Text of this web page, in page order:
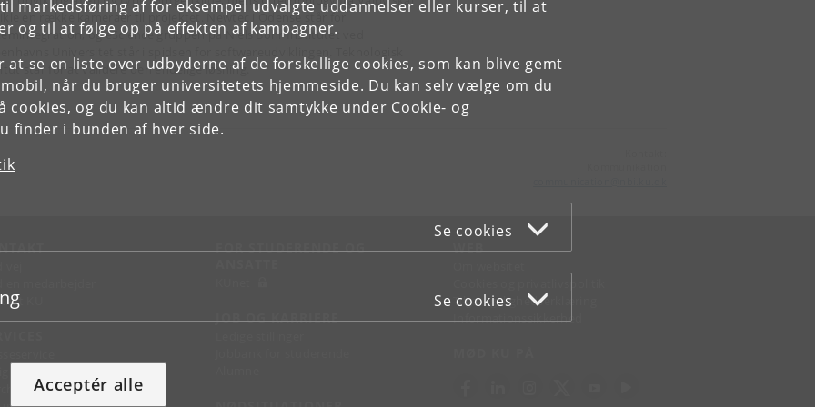
markedsføring af for eksempel udvalgte uddannelser eller kurser, til at
og til at følge op på effekten af kampagner.
at se en liste over udbyderne af de forskellige cookies, som kan blive gemt
når du bruger universitetets hjemmeside. Du kan selv vælge om du
cookies, og du kan altid ændre dit samtykke under Cookie- og
finder i bunden af hver side.
Se cookies
Se cookies
Acceptér alle
en række kameraer til projektet. Newtec i Odense står for
og eScience gruppen på Niels Bohr Institutet ved
står for at validere den endelige løsning.
KU
FOR STUDERENDE OG
JOB OG KARRIERE
WEB
Tilgængelighedserklæring
Informationssikkerhed